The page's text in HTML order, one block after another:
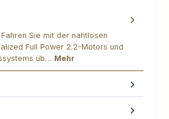
Fahren Sie mit der nahtlosen
Full Power 2.2-Motors und
üb… Mehr